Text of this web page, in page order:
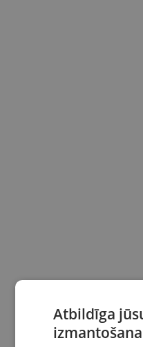
Atbildīga
izmantošana